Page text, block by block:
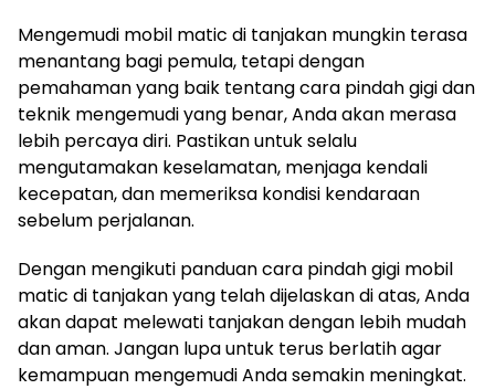
Mengemudi mobil matic di tanjakan mungkin terasa
menantang bagi pemula, tetapi dengan
pemahaman yang baik tentang cara pindah gigi dan
teknik mengemudi yang benar, Anda akan merasa
lebih percaya diri. Pastikan untuk selalu
mengutamakan keselamatan, menjaga kendali
kecepatan, dan memeriksa kondisi kendaraan
sebelum perjalanan.
Dengan mengikuti panduan cara pindah gigi mobil
matic di tanjakan yang telah dijelaskan di atas, Anda
akan dapat melewati tanjakan dengan lebih mudah
dan aman. Jangan lupa untuk terus berlatih agar
kemampuan mengemudi Anda semakin meningkat.